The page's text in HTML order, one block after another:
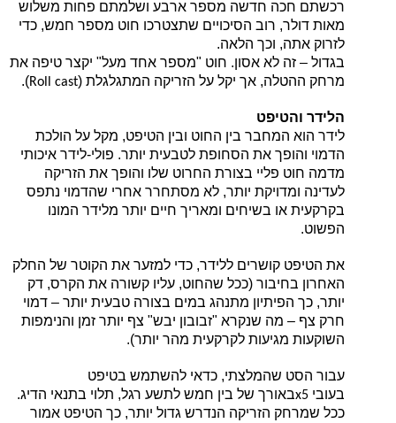
רכשתם חכה חדשה מספר ארבע ושלמתם פחות משלוש
מאות דולר, רוב הסיכויים שתצטרכו חוט מספר חמש, כדי
לזרוק אתה, וכך הלאה.
בגדול – זה לא אסון. חוט "מספר אחד מעל" יקצר טיפה את
מרחק ההטלה, אך יקל על הזריקה המתגלגלת (Roll cast
).
הלידר והטיפט
לידר הוא המחבר בין החוט ובין הטיפט, מקל על הולכת
הדמוי והופך את הסחופת לטבעית יותר. פולי-לידר איכותי
מדמה חוט פליי בצורת החרוט שלו והופך את הזריקה
לעדינה ומדויקת יותר, לא מסתחרר אחרי שהדמוי נתפס
בקרקעית או בשיחים ומאריך חיים יותר מלידר המונו
הפשוט.
את הטיפט קושרים ללידר, כדי למזער את הקוטר של החלק
האחרון בחיבור (ככל שהחוט, עליו קשורה את הקרס, דק
יותר, כך הפיתיון מתנהג במים בצורה טבעית יותר – דמוי
חרק צף – מה שנקרא "זבובון יבש" צף יותר זמן והנימפות
השוקעות מגיעות לקרקעית מהר יותר).
עבור הסט שהמלצתי, כדאי להשתמש בטיפט
בעובי 5
xבאורך של בין חמש לתשע רגל, תלוי בתנאי הדיג.
ככל שמרחק הזריקה הנדרש גדול יותר, כך הטיפט אמור